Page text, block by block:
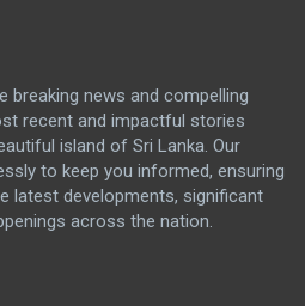
breaking news and compelling
recent and impactful stories
island of Sri Lanka. Our
to keep you informed, ensuring
latest developments, significant
across the nation.